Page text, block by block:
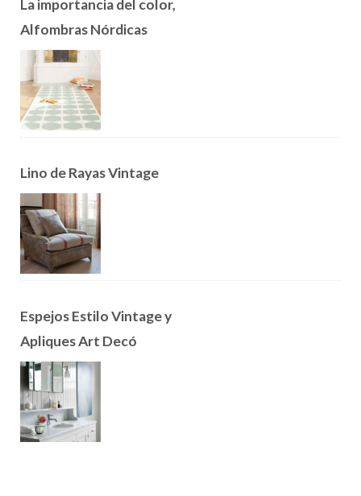
La importancia del color,
Alfombras Nórdicas
Lino de Rayas Vintage
Espejos Estilo Vintage y
Apliques Art Decó